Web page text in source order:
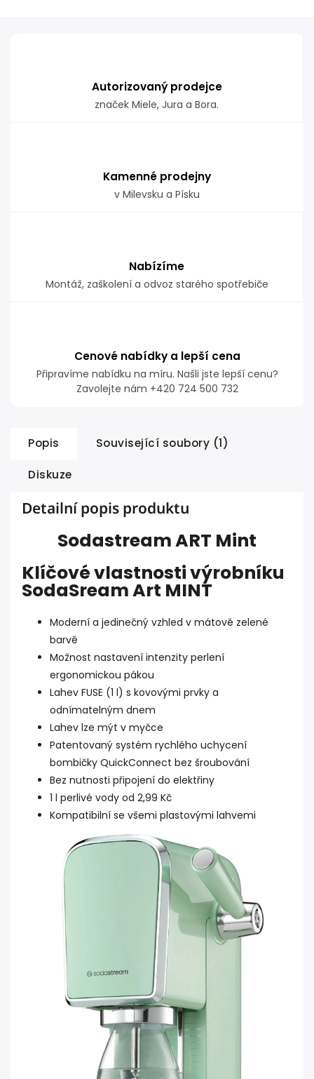
Autorizovaný prodejce
značek Miele, Jura a Bora.
Kamenné prodejny
v Milevsku a Písku
Nabízíme
Montáž, zaškolení a odvoz starého spotřebiče
Cenové nabídky a lepší cena
Připravíme nabídku na míru. Našli jste lepší cenu?
Zavolejte nám +420 724 500 732
Popis Související soubory (1)
Diskuze
Detailní popis produktu
Sodastream ART Mint
Klíčové vlastnosti výrobníku
SodaSream Art MINT
Moderní a jedinečný vzhled v mátově zelené
barvě
Možnost nastavení intenzity perlení
ergonomickou pákou
Lahev FUSE (1 l) s kovovými prvky a
odnímatelným dnem
Lahev lze mýt v myčce
Patentovaný systém rychlého uchycení
bombičky QuickConnect bez šroubování
Bez nutnosti připojení do elektřiny
1 l perlivé vody od 2,99 Kč
Kompatibilní se všemi plastovými lahvemi